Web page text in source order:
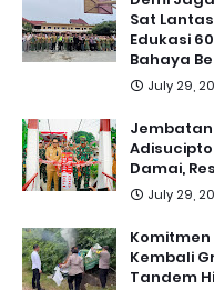
Sat
Edukasi
Bahaya
July 29,
Damai,
July 29,
Komitmen
Kembali
Tandem